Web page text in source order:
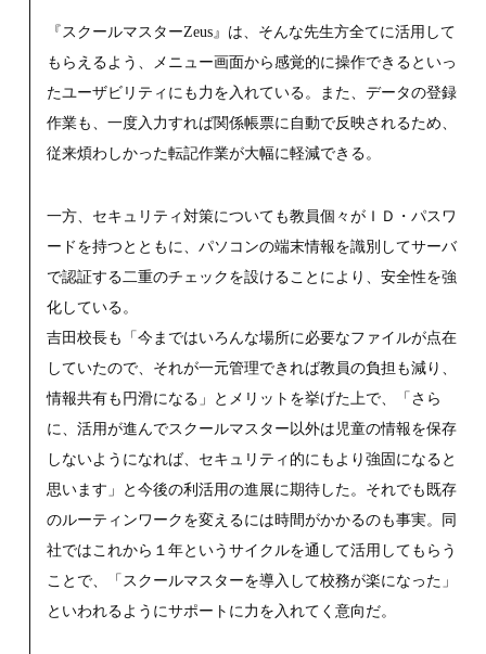
『スクールマスターZeus』は、そんな先生方全てに活用して
もらえるよう、メニュー画面から感覚的に操作できるといっ
たユーザビリティにも力を入れている。また、データの登録
作業も、一度入力すれば関係帳票に自動で反映されるため、
従来煩わしかった転記作業が大幅に軽減できる。
一方、セキュリティ対策についても教員個々がＩＤ・パスワ
ードを持つとともに、パソコンの端末情報を識別してサーバ
で認証する二重のチェックを設けることにより、安全性を強
化している。
吉田校長も「今まではいろんな場所に必要なファイルが点在
していたので、それが一元管理できれば教員の負担も減り、
情報共有も円滑になる」とメリットを挙げた上で、「さら
に、活用が進んでスクールマスター以外は児童の情報を保存
しないようになれば、セキュリティ的にもより強固になると
思います」と今後の利活用の進展に期待した。それでも既存
のルーティンワークを変えるには時間がかかるのも事実。同
社ではこれから１年というサイクルを通して活用してもらう
ことで、「スクールマスターを導入して校務が楽になった」
といわれるようにサポートに力を入れてく意向だ。